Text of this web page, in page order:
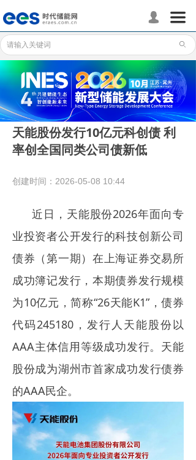
끀
首页
储能分会
储能政策
储能应用
储能技术
标准体系
行业动态
企业动态
国际储能
数据统计
电力市场
招中标信息
招聘
넙
ꄙ
天能股份发行10亿元科创债 利
率创全国同类公司债新低
近日，天能股份2026年面向专
业投资者公开发行的科技创新公司
债券（第一期）在上海证券交易所
成功簿记发行，本期债券发行规模
为10亿元，简称“26天能K1”，债券
代码245180，发行人天能股份以
AAA主体信用等级成功发行。天能
股份成为湖州市首家成功发行债券
的AAA民企。
创建时间： 2026-05-08 10:44